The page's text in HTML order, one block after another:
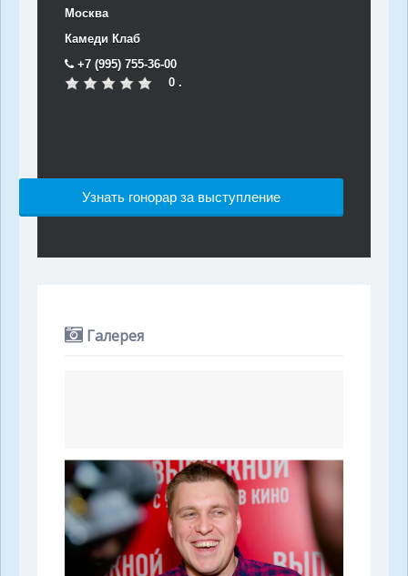
Москва
Камеди Клаб
+7 (995) 755-36-00
0 .
Узнать гонорар за выступление
Галерея